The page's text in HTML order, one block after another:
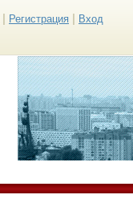
Регистрация Вход